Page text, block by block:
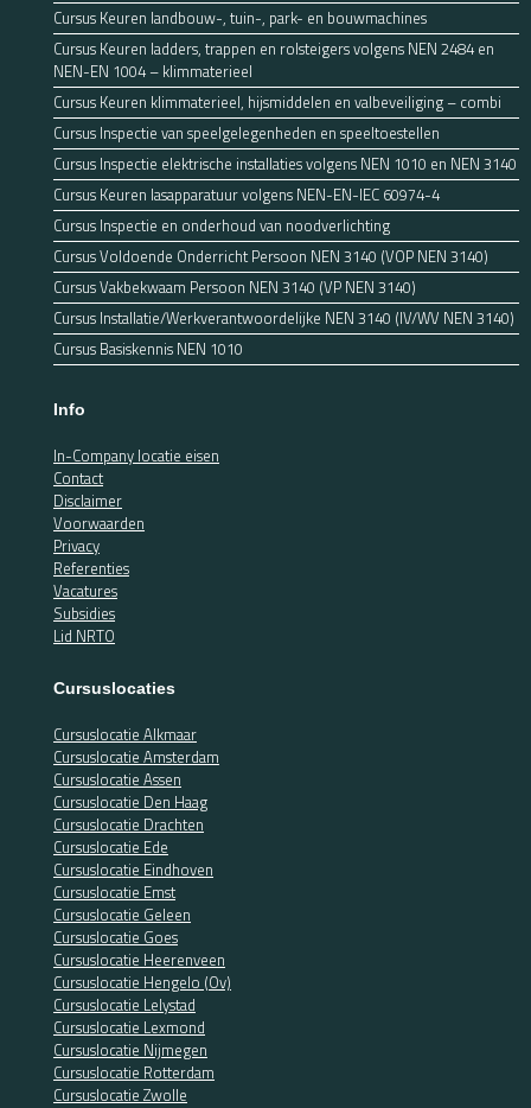
Cursus Keuren landbouw-, tuin-, park- en bouwmachines
Cursus Keuren ladders, trappen en rolsteigers volgens NEN 2484 en
NEN-EN 1004 – klimmaterieel
Cursus Keuren klimmaterieel, hijsmiddelen en valbeveiliging – combi
Cursus Inspectie van speelgelegenheden en speeltoestellen
Cursus Inspectie elektrische installaties volgens NEN 1010 en NEN 3140
Cursus Keuren lasapparatuur volgens NEN-EN-IEC 60974-4
Cursus Inspectie en onderhoud van noodverlichting
Cursus Voldoende Onderricht Persoon NEN 3140 (VOP NEN 3140)
Cursus Vakbekwaam Persoon NEN 3140 (VP NEN 3140)
Cursus Installatie/Werkverantwoordelijke NEN 3140 (IV/WV NEN 3140)
Cursus Basiskennis NEN 1010
Info
In-Company locatie eisen
Contact
Disclaimer
Voorwaarden
Privacy
Referenties
Vacatures
Subsidies
Lid NRTO
Cursuslocaties
Cursuslocatie Alkmaar
Cursuslocatie Amsterdam
Cursuslocatie Assen
Cursuslocatie Den Haag
Cursuslocatie Drachten
Cursuslocatie Ede
Cursuslocatie Eindhoven
Cursuslocatie Emst
Cursuslocatie Geleen
Cursuslocatie Goes
Cursuslocatie Heerenveen
Cursuslocatie Hengelo (Ov)
Cursuslocatie Lelystad
Cursuslocatie Lexmond
Cursuslocatie Nijmegen
Cursuslocatie Rotterdam
Cursuslocatie Zwolle